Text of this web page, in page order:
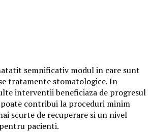
semnificativ modul in care sunt
tratamente stomatologice. In
interventii beneficiaza de progresul
contribui la proceduri minim
scurte de recuperare si un nivel
pacienti.